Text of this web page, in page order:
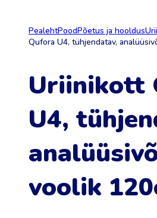
PealehtPoodPõetus ja hooldus
Qufora U4, tühjendatav,
Uriinikott
U4,
voolik